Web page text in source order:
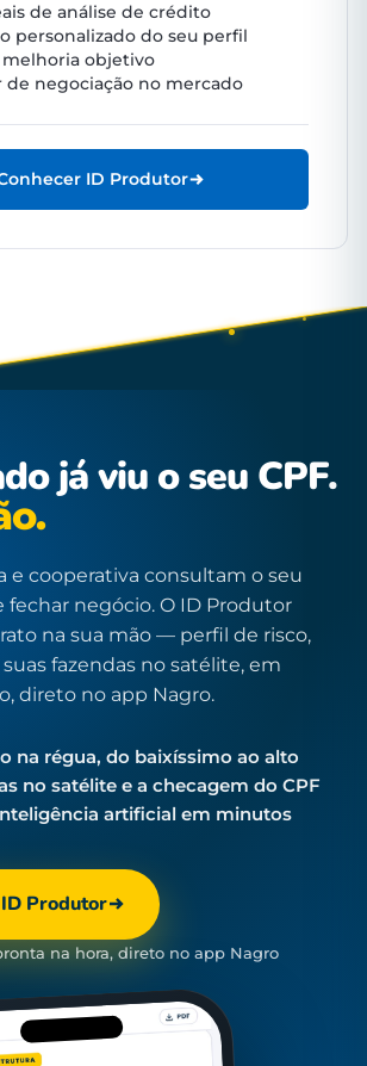
de análise de crédito
personalizado do seu perfil
melhoria objetivo
de negociação no mercado
ID Produtor
já viu o seu CPF.
e cooperativa consultam o seu
fechar negócio. O ID Produtor
na sua mão — perfil de risco,
fazendas no satélite, em
direto no app Nagro.
na régua, do baixíssimo ao alto
no satélite e a checagem do CPF
artificial em minutos
Produtor
na hora, direto no app Nagro